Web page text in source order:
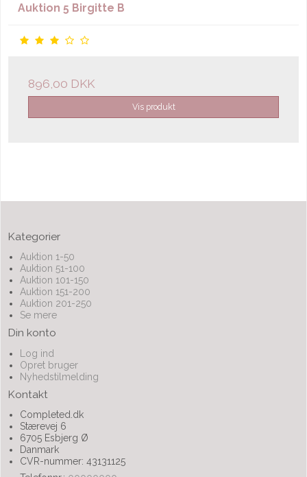
Auktion 5 Birgitte B
896,00 DKK
Vis produkt
Kategorier
Auktion 1-50
Auktion 51-100
Auktion 101-150
Auktion 151-200
Auktion 201-250
Se mere
Din konto
Log ind
Opret bruger
Nyhedstilmelding
Kontakt
Completed.dk
Stærevej 6
6705 Esbjerg Ø
Danmark
CVR-nummer: 43131125